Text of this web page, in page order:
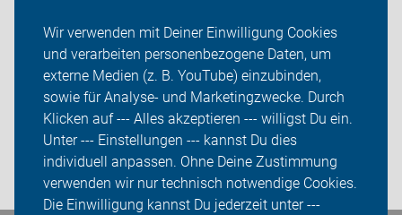
Wir verwenden mit Deiner Einwilligung Cookies
und verarbeiten personenbezogene Daten, um
externe Medien (z. B. YouTube) einzubinden,
sowie für Analyse- und Marketingzwecke. Durch
Klicken auf --- Alles akzeptieren --- willigst Du ein.
Unter --- Einstellungen --- kannst Du dies
individuell anpassen. Ohne Deine Zustimmung
verwenden wir nur technisch notwendige Cookies.
Die Einwilligung kannst Du jederzeit unter ---
Verkehrspolitik
ADFC BV/K
Sei dabei
Login